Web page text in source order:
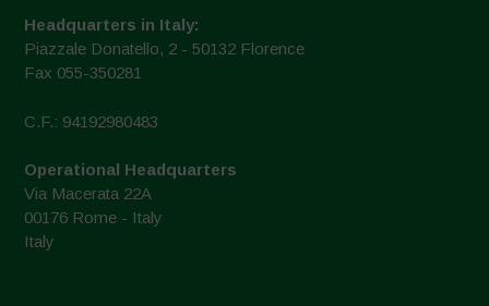
Headquarters in Italy:
Piazzale Donatello, 2 - 50132 Florence
Fax 055-350281
C.F.: 94192980483
Operational Headquarters
Via Macerata 22A
00176 Rome - Italy
Italy